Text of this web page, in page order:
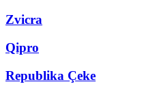
Zvicra
Qipro
Republika Çeke